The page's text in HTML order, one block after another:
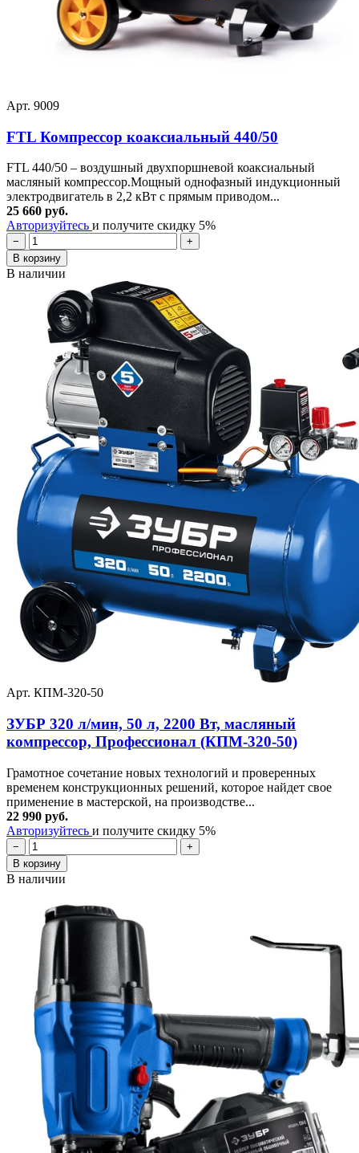
Арт. 9009
FTL Компрессор коаксиальный 440/50
FTL 440/50 – воздушный двухпоршневой коаксиальный
масляный компрессор.Мощный однофазный индукционный
электродвигатель в 2,2 кВт с прямым приводом...
25 660 руб.
Авторизуйтесь и получите скидку 5%
−
+
В корзину
В наличии
Арт. КПМ-320-50
ЗУБР 320 л/мин, 50 л, 2200 Вт, масляный
компрессор, Профессионал (КПМ-320-50)
Грамотное сочетание новых технологий и проверенных
временем конструкционных решений, которое найдет свое
применение в мастерской, на производстве...
22 990 руб.
Авторизуйтесь и получите скидку 5%
−
+
В корзину
В наличии